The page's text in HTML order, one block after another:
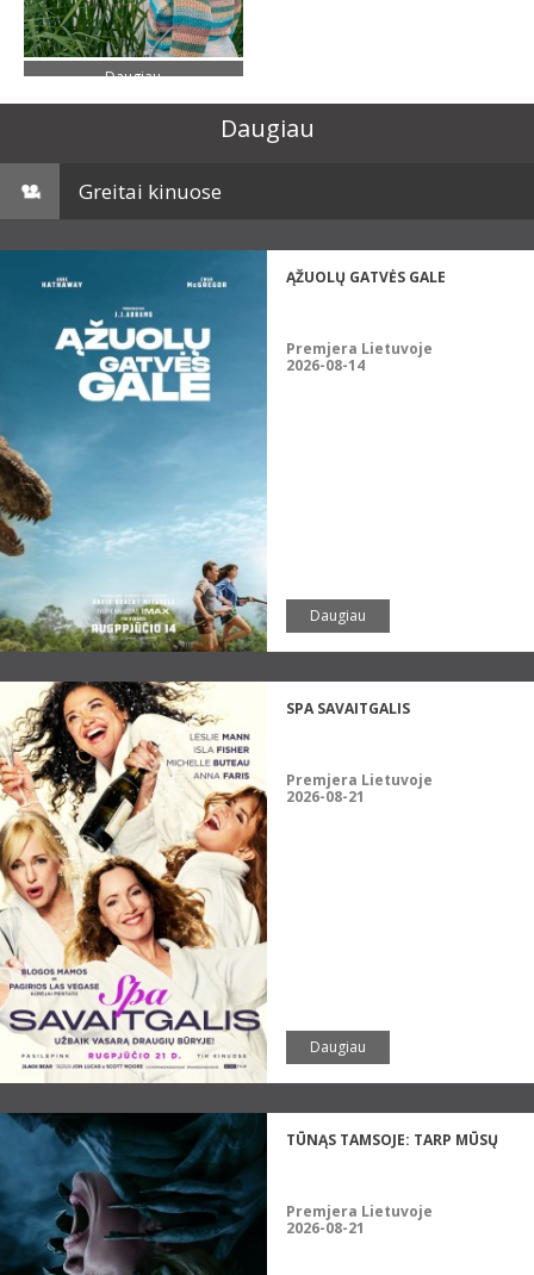
Daugiau
Daugiau
Greitai kinuose
ĄŽUOLŲ GATVĖS GALE
Premjera Lietuvoje
2026-08-14
Daugiau
SPA SAVAITGALIS
Premjera Lietuvoje
2026-08-21
Daugiau
TŪNĄS TAMSOJE: TARP MŪSŲ
Premjera Lietuvoje
2026-08-21